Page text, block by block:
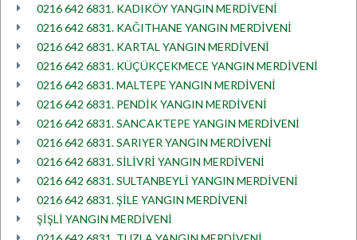
0216 642 6831. KADIKÖY YANGIN MERDİVENİ
0216 642 6831. KAĞITHANE YANGIN MERDİVENİ
0216 642 6831. KARTAL YANGIN MERDİVENİ
0216 642 6831. KÜÇÜKÇEKMECE YANGIN MERDİVENİ
0216 642 6831. MALTEPE YANGIN MERDİVENİ
0216 642 6831. PENDİK YANGIN MERDİVENİ
0216 642 6831. SANCAKTEPE YANGIN MERDİVENİ
0216 642 6831. SARIYER YANGIN MERDİVENİ
0216 642 6831. SİLİVRİ YANGIN MERDİVENİ
0216 642 6831. SULTANBEYLİ YANGIN MERDİVENİ
0216 642 6831. ŞİLE YANGIN MERDİVENİ
ŞİŞLİ YANGIN MERDİVENİ